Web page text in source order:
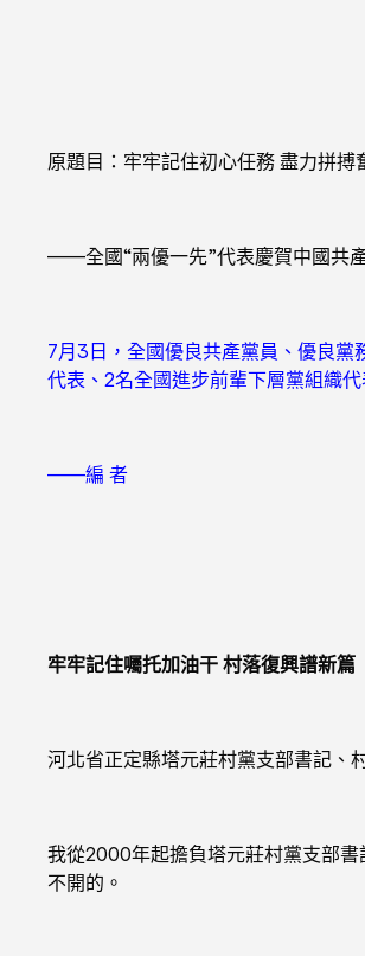
原題目：牢牢記住初心任務 盡力拼搏
——全國“兩優一先”代表慶賀中國共
7月3日，全國優良共產黨員、優良
代表、2名全國進步前輩下層黨組織
——編 者
牢牢記住囑托加油干 村落復興譜新篇
河北省正定縣塔元莊村黨支部書記、
我從2000年起擔負塔元莊村黨支部
不開的。